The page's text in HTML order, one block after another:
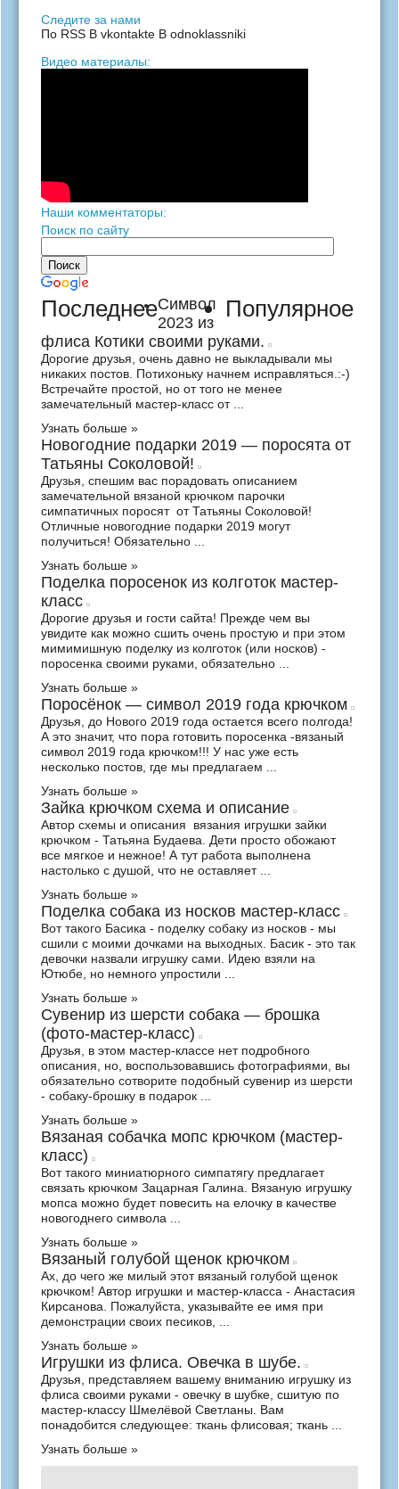
Следите за нами
По RSS В vkontakte В odnoklassniki
Видео материалы:
Наши комментаторы:
Поиск по сайту
Популярное
ПоследнееСимвол
2023 из
флиса Котики своими руками.
Дорогие друзья, очень давно не выкладывали мы
никаких постов. Потихоньку начнем исправляться.:-)
Встречайте простой, но от того не менее
замечательный мастер-класс от ...
Узнать больше »
Новогодние подарки 2019 — поросята от
Татьяны Соколовой!
Друзья, спешим вас порадовать описанием
замечательной вязаной крючком парочки
симпатичных поросят от Татьяны Соколовой!
Отличные новогодние подарки 2019 могут
получиться! Обязательно ...
Узнать больше »
Поделка поросенок из колготок мастер-
класс
Дорогие друзья и гости сайта! Прежде чем вы
увидите как можно сшить очень простую и при этом
мимимишную поделку из колготок (или носков) -
поросенка своими руками, обязательно ...
Узнать больше »
Поросёнок — символ 2019 года крючком
Друзья, до Нового 2019 года остается всего полгода!
А это значит, что пора готовить поросенка -вязаный
символ 2019 года крючком!!! У нас уже есть
несколько постов, где мы предлагаем ...
Узнать больше »
Зайка крючком схема и описание
Автор схемы и описания вязания игрушки зайки
крючком - Татьяна Будаева. Дети просто обожают
все мягкое и нежное! А тут работа выполнена
настолько с душой, что не оставляет ...
Узнать больше »
Поделка собака из носков мастер-класс
Вот такого Басика - поделку собаку из носков - мы
сшили с моими дочками на выходных. Басик - это так
девочки назвали игрушку сами. Идею взяли на
Ютюбе, но немного упростили ...
Узнать больше »
Сувенир из шерсти собака — брошка
(фото-мастер-класс)
Друзья, в этом мастер-классе нет подробного
описания, но, воспользовавшись фотографиями, вы
обязательно сотворите подобный сувенир из шерсти
- собаку-брошку в подарок ...
Узнать больше »
Вязаная собачка мопс крючком (мастер-
класс)
Вот такого миниатюрного симпатягу предлагает
связать крючком Зацарная Галина. Вязаную игрушку
мопса можно будет повесить на елочку в качестве
новогоднего символа ...
Узнать больше »
Вязаный голубой щенок крючком
Ах, до чего же милый этот вязаный голубой щенок
крючком! Автор игрушки и мастер-класса - Анастасия
Кирсанова. Пожалуйста, указывайте ее имя при
демонстрации своих песиков, ...
Узнать больше »
Игрушки из флиса. Овечка в шубе.
Друзья, представляем вашему вниманию игрушку из
флиса своими руками - овечку в шубке, сшитую по
мастер-классу Шмелёвой Светланы. Вам
понадобится следующее: ткань флисовая; ткань ...
Узнать больше »